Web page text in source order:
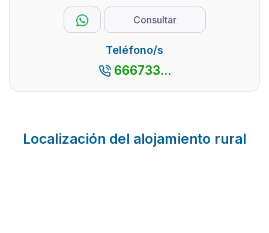
Consultar
Teléfono/s
666733...
Localización del alojamiento rural